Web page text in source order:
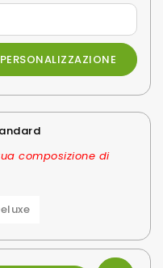
composizione di